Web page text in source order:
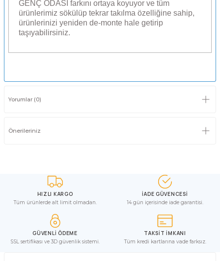
GENÇ ODASI farkını ortaya koyuyor ve tüm
ürünlerimiz sökülüp tekrar takılma özelliğine sahip,
ürünlerinizi yeniden de-monte hale getirip
taşıyabilirsiniz.
Yorumlar (0)
Önerileriniz
HIZLI KARGO
Tüm ürünlerde alt limit olmadan.
İADE GÜVENCESİ
14 gün içerisinde iade garantisi.
GÜVENLİ ÖDEME
SSL sertifikası ve 3D güvenlik sistemi.
TAKSİT İMKANI
Tüm kredi kartlarına vade farksız.